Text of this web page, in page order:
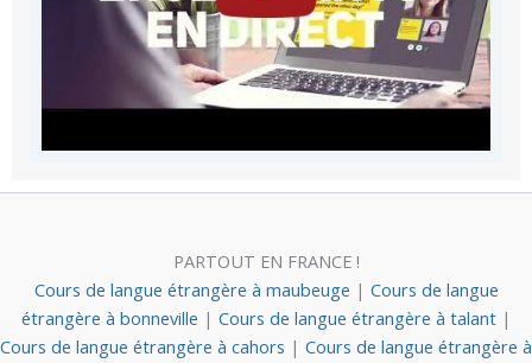
PARTOUT EN FRANCE !
Cours de langue étrangère à maubeuge | Cours de langue
étrangère à bonneville | Cours de langue étrangère à talant |
Cours de langue étrangère à cahors | Cours de langue étrangère à